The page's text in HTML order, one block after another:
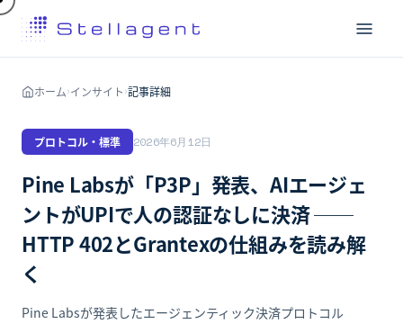
ホーム›インサイト ›記事詳細
プロトコル・標準 2026年6月12日
Pine Labsが「P3P」発表、AIエージェ
ントがUPIで人の認証なしに決済 ──
HTTP 402とGrantexの仕組みを読み解
く
Pine Labsが発表したエージェンティック決済プロトコル